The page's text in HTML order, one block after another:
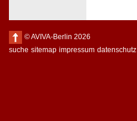
© AVIVA-Berlin 2026
suche sitemap impressum datenschutz